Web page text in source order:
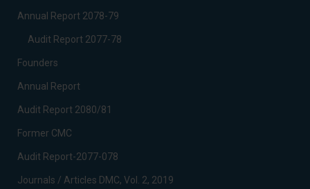
Annual Report 2078-79
Audit Report 2077-78
Founders
Annual Report
Audit Report 2080/81
Former CMC
Audit Report-2077-078
Journals / Articles DMC, Vol. 2, 2019